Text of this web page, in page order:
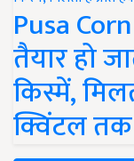
Pusa
तैयार हो
किस्में,
क्विंटल तक